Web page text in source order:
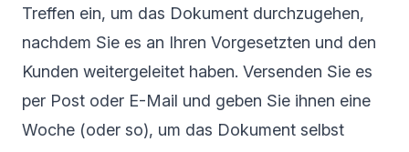
Treffen ein, um das Dokument durchzugehen,
nachdem Sie es an Ihren Vorgesetzten und den
Kunden weitergeleitet haben. Versenden Sie es
per Post oder E-Mail und geben Sie ihnen eine
Woche (oder so), um das Dokument selbst